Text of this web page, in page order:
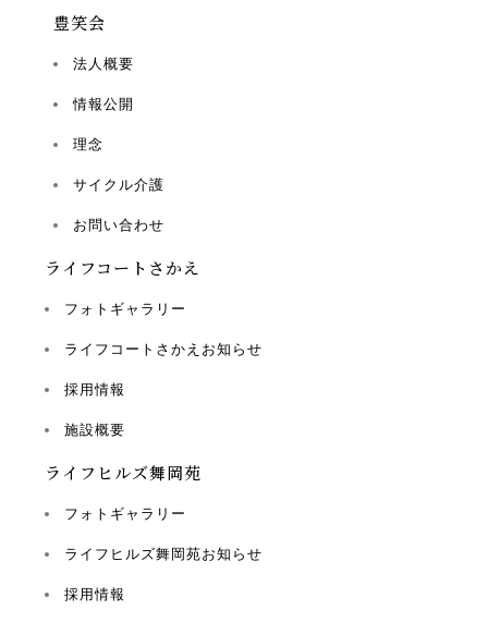
豊笑会
法人概要
情報公開
理念
サイクル介護
お問い合わせ
ライフコートさかえ
フォトギャラリー
ライフコートさかえお知らせ
採用情報
施設概要
ライフヒルズ舞岡苑
フォトギャラリー
ライフヒルズ舞岡苑お知らせ
採用情報